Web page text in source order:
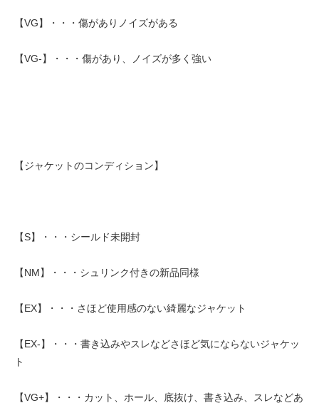
【VG】・・・傷がありノイズがある
【VG-】・・・傷があり、ノイズが多く強い
【ジャケットのコンディション】
【S】・・・シールド未開封
【NM】・・・シュリンク付きの新品同様
【EX】・・・さほど使用感のない綺麗なジャケット
【EX-】・・・書き込みやスレなどさほど気にならないジャケッ
ト
【VG+】・・・カット、ホール、底抜け、書き込み、スレなどあ